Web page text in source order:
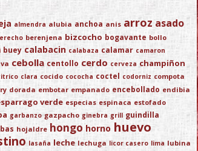
almendra alubia anchoa anis arroz asado
berenjena bizcocho bogavante bollo
buey calabacin calabaza calamar camaron
cebolla centollo cerdo cerveza champiñon
clara cocido cococha coctel codorniz compota
dorada embotar empanado encebollado endibia
verde especias espinaca estofado
garbanzo gazpacho ginebra grill guindilla
hojaldre hongo horno huevo
lasaña leche lechuga licor casero lima lubina